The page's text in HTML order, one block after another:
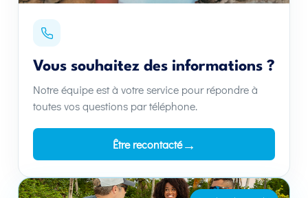
Vous souhaitez des informations ?
Notre équipe est à votre service pour répondre à
toutes vos questions par téléphone.
Être recontacté→